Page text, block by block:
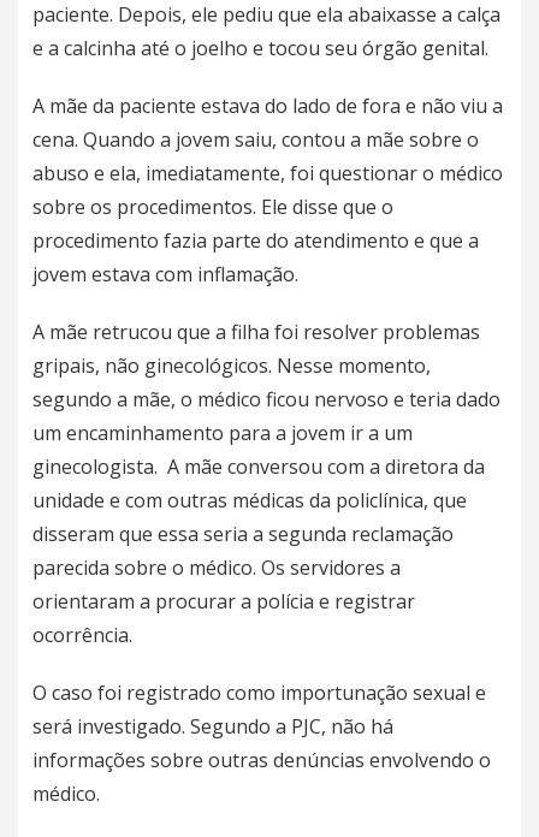
paciente. Depois, ele pediu que ela abaixasse a calça
e a calcinha até o joelho e tocou seu órgão genital.
A mãe da paciente estava do lado de fora e não viu a
cena. Quando a jovem saiu, contou a mãe sobre o
abuso e ela, imediatamente, foi questionar o médico
sobre os procedimentos. Ele disse que o
procedimento fazia parte do atendimento e que a
jovem estava com inflamação.
A mãe retrucou que a filha foi resolver problemas
gripais, não ginecológicos. Nesse momento,
segundo a mãe, o médico ficou nervoso e teria dado
um encaminhamento para a jovem ir a um
ginecologista. A mãe conversou com a diretora da
unidade e com outras médicas da policlínica, que
disseram que essa seria a segunda reclamação
parecida sobre o médico. Os servidores a
orientaram a procurar a polícia e registrar
ocorrência.
O caso foi registrado como importunação sexual e
será investigado. Segundo a PJC, não há
informações sobre outras denúncias envolvendo o
médico.